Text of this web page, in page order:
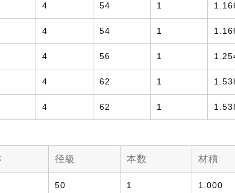
4 54 1
4 54 1
4 56 1
4 62 1
4 62 1
径級 本数 材積
50 1 1.000